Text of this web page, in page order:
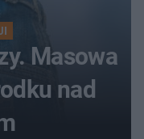
Masowa
nad